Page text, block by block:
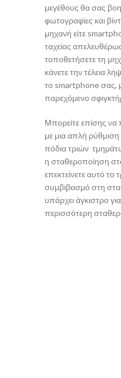
μεγέθους θα σας
φωτογραφίες και
μηχανή είτε
ταχείας
τοποθετήσετε τη
κάνετε την τέλεια
το smartphone σας,
παρεχόμενο
Μπορείτε επίσης να
με μια απλή
πόδια τριών
η σταθεροποίηση
επεκτείνετε αυτό
συμβιβασμό στη
υπάρχει άγκιστρο
περισσότερη